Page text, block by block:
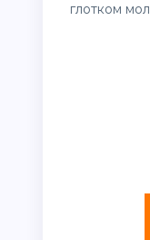
глотком